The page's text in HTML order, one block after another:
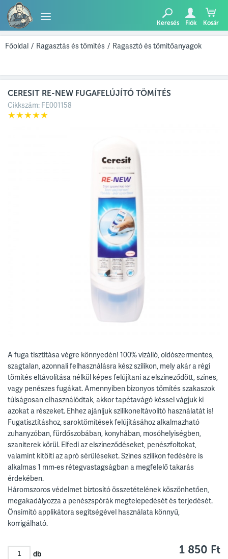
TERMÉKEK
AJÁNLATUNK
Keresés Fiók Kosár
Főoldal / Ragasztás és tömítés / Ragasztó és tömítőanyagok
CERESIT RE-NEW FUGAFELÚJÍTÓ TÖMÍTÉS
Cikkszám: FE001158
A fuga tisztítása végre könnyedén! 100% vízálló, oldószermentes,
szagtalan, azonnali felhasználásra kész szilikon, mely akár a régi
tömítés eltávolítása nélkül képes felújítani az elszíneződött, színes,
vagy penészes fugákat. Amennyiben bizonyos tömítés szakaszok
túlságosan elhasználódtak, akkor tapétavágó késsel vágjuk ki
azokat a részeket. Ehhez ajánljuk szilikoneltávolító használatát is!
Fugatisztításhoz, saroktömítések felújításához alkalmazható
zuhanyzóban, fürdőszobában, konyhában, mosóhelyiségben,
szaniterek körül. Elfedi az elszíneződéseket, penészfoltokat,
valamint kitölti az apró sérüléseket. Színes szilikon fedésére is
alkalmas 1 mm-es rétegvastagságban a megfelelő takarás
érdekében.
Háromszoros védelmet biztosító összetételének köszönhetően,
megakadályozza a penészspórák megtelepedését és terjedését.
Önsimító applikátora segítségével használata könnyű,
korrigálható.
db 1 850 Ft